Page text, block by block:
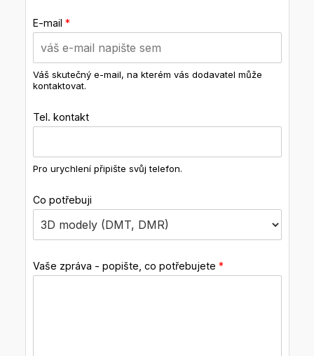
E-mail *
Váš skutečný e-mail, na kterém vás dodavatel může
kontaktovat.
Tel. kontakt
Pro urychlení připište svůj telefon.
Co potřebuji
Vaše zpráva - popište, co potřebujete *